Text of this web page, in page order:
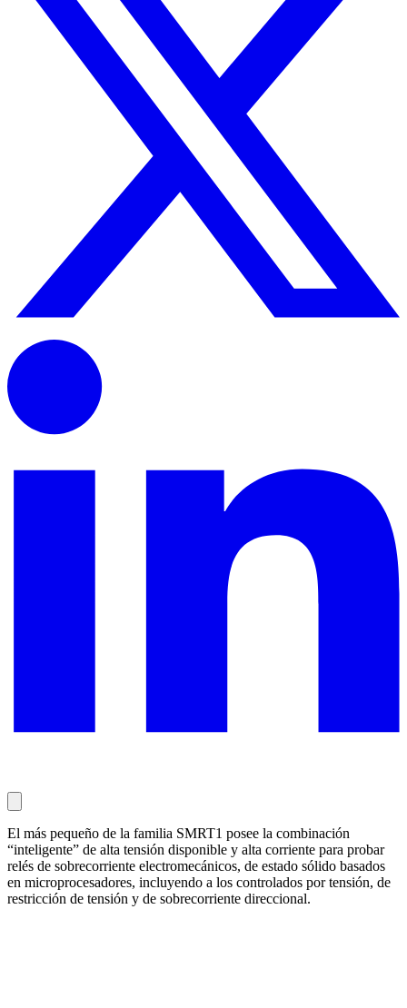
El más pequeño de la familia SMRT1 posee la combinación
“inteligente” de alta tensión disponible y alta corriente para probar
relés de sobrecorriente electromecánicos, de estado sólido basados
en microprocesadores, incluyendo a los controlados por tensión, de
restricción de tensión y de sobrecorriente direccional.